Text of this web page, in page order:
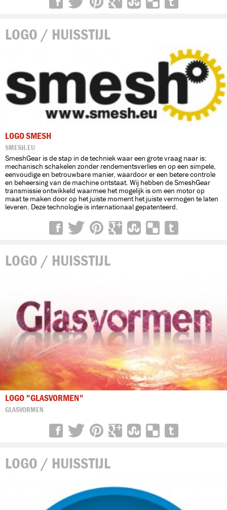
LOGO / HUISSTIJL
LOGO SMESH
SMESH.EU
SmeshGear is de stap in de techniek waar een grote vraag naar is:
mechanisch schakelen zonder rendementsverlies en op een simpele,
eenvoudige en betrouwbare manier, waardoor er een betere controle
en beheersing van de machine ontstaat. Wij hebben de SmeshGear
transmissie ontwikkeld waarmee het mogelijk is om een motor op
maat te maken door op het juiste moment het juiste vermogen te laten
leveren. Deze technologie is internationaal gepatenteerd.
LOGO / HUISSTIJL
LOGO "GLASVORMEN"
GLASVORMEN
LOGO / HUISSTIJL